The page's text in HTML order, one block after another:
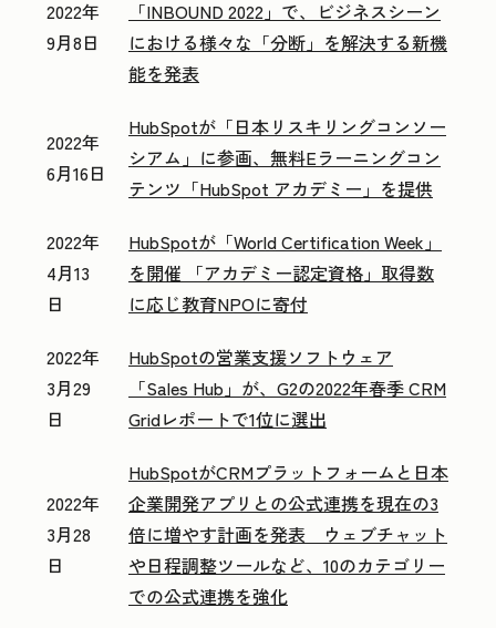
2022年
9月8日
「INBOUND 2022」で、ビジネスシーン
における様々な「分断」を解決する新機
能を発表
2022年
6月16日
HubSpotが「日本リスキリングコンソー
シアム」に参画、無料Eラーニングコン
テンツ「HubSpot アカデミー」を提供
2022年
4月13
日
HubSpotが「World Certification Week」
を開催 「アカデミー認定資格」取得数
に応じ教育NPOに寄付
2022年
3月29
日
HubSpotの営業支援ソフトウェア
「Sales Hub」が、G2の2022年春季 CRM
Gridレポートで1位に選出
2022年
3月28
日
HubSpotがCRMプラットフォームと日本
企業開発アプリとの公式連携を現在の3
倍に増やす計画を発表 ウェブチャット
や日程調整ツールなど、10のカテゴリー
での公式連携を強化